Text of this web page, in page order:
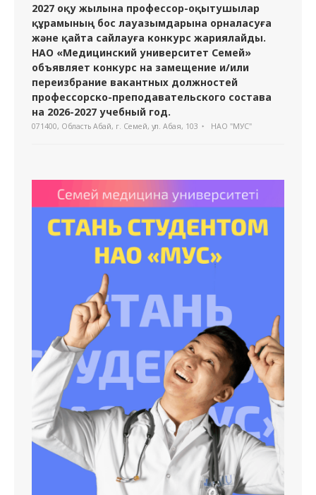
2027 оқу жылына профессор-оқытушылар
құрамының бос лауазымдарына орналасуға
және қайта сайлауға конкурс жариялайды.
НАО «Медицинский университет Семей»
объявляет конкурс на замещение и/или
переизбрание вакантных должностей
профессорско-преподавательского состава
на 2026-2027 учебный год.
071400, Область Абай, г. Семей, ул. Абая, 103 НАО "МУС"